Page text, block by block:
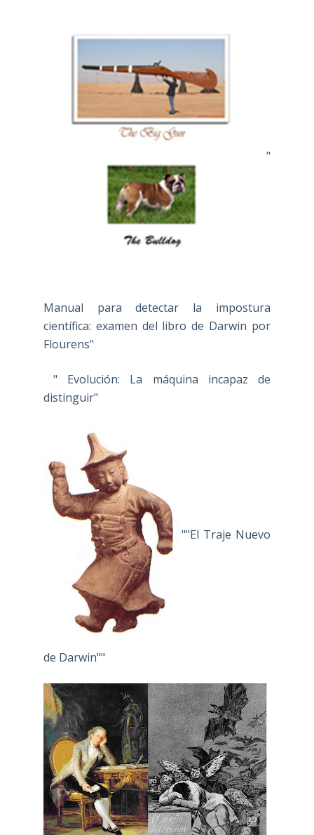
"
Manual para detectar la impostura
científica: examen del libro de Darwin por
Flourens"
" Evolución: La máquina incapaz de
distinguir"
""El Traje Nuevo
de Darwin""